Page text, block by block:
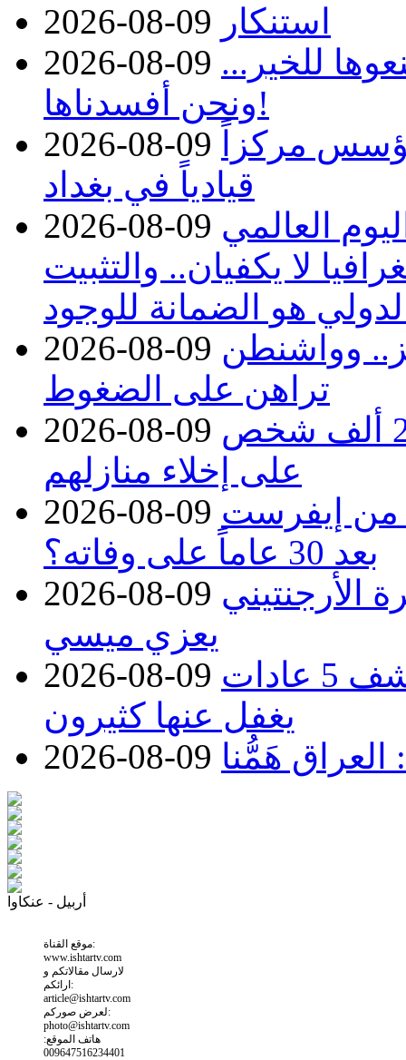
2026-08-09 استنكار
2026-08-09 للخير...
ونحن أفسدناها!
2026-08-09
مركزاً
قيادياً في بغداد
2026-08-09 العالمي
لا يكفيان.. والتثبيت
هو الضمانة للوجود
2026-08-09 هرمز.. وواشنطن
تراهن على الضغوط
2026-08-09 غرب كندا.. حرائق الغابات تجبر 20 ألف شخص
على إخلاء منازلهم
2026-08-09 من إيفرست
بعد 30 عاماً على وفاته؟
2026-08-09 الأرجنتيني
يعزي ميسي
2026-08-09 تريد إطالة عمرك؟.. طبيبة تكشف 5 عادات
يغفل عنها كثيرون
2026-08-09 هَمُّنا
أربيل - عنكاوا
موقع القناة:
www.ishtartv.com
لارسال مقالاتكم و
ارائكم:
article@ishtartv.com
لعرض صوركم:
photo@ishtartv.com
هاتف الموقع:
009647516234401